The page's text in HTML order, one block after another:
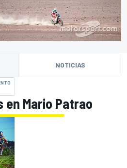
NOTICIAS
en Mario Patrao